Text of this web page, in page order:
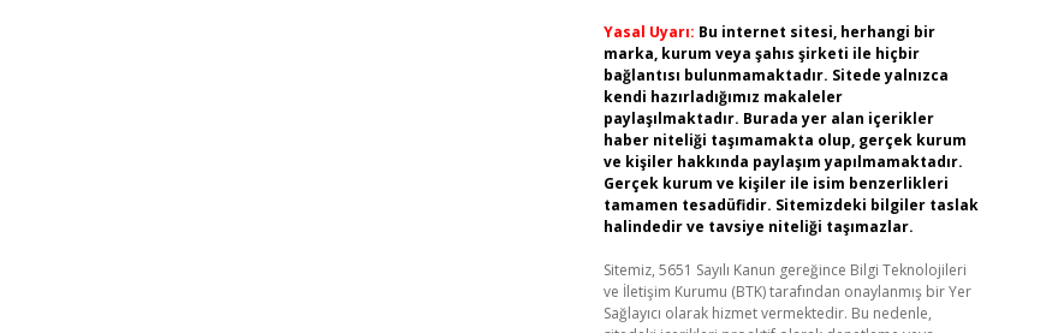
Yasal Uyarı: Bu internet sitesi, herhangi bir
marka, kurum veya şahıs şirketi ile hiçbir
bağlantısı bulunmamaktadır. Sitede yalnızca
kendi hazırladığımız makaleler
paylaşılmaktadır. Burada yer alan içerikler
haber niteliği taşımamakta olup, gerçek kurum
ve kişiler hakkında paylaşım yapılmamaktadır.
Gerçek kurum ve kişiler ile isim benzerlikleri
tamamen tesadüfidir. Sitemizdeki bilgiler taslak
halindedir ve tavsiye niteliği taşımazlar.
Sitemiz, 5651 Sayılı Kanun gereğince Bilgi Teknolojileri
ve İletişim Kurumu (BTK) tarafından onaylanmış bir Yer
Sağlayıcı olarak hizmet vermektedir. Bu nedenle,